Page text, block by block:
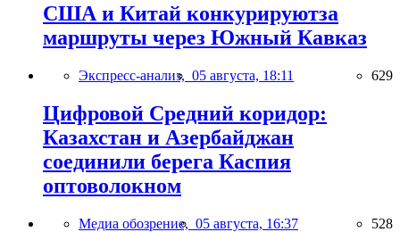
США и Китай конкурируютза
маршруты через Южный Кавказ
Экспресс-анализ, 05 августа, 18:11 629
Цифровой Средний коридор:
Казахстан и Азербайджан
соединили берега Каспия
оптоволокном
Медиа обозрение, 05 августа, 16:37 528